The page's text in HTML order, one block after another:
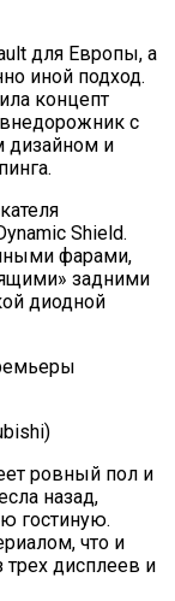
для Европы, а
иной подход.
концепт
с
дизайном и
Shield.
фарами,
задними
диодной
ровный пол и
назад,
гостиную.
что и
трех дисплеев и